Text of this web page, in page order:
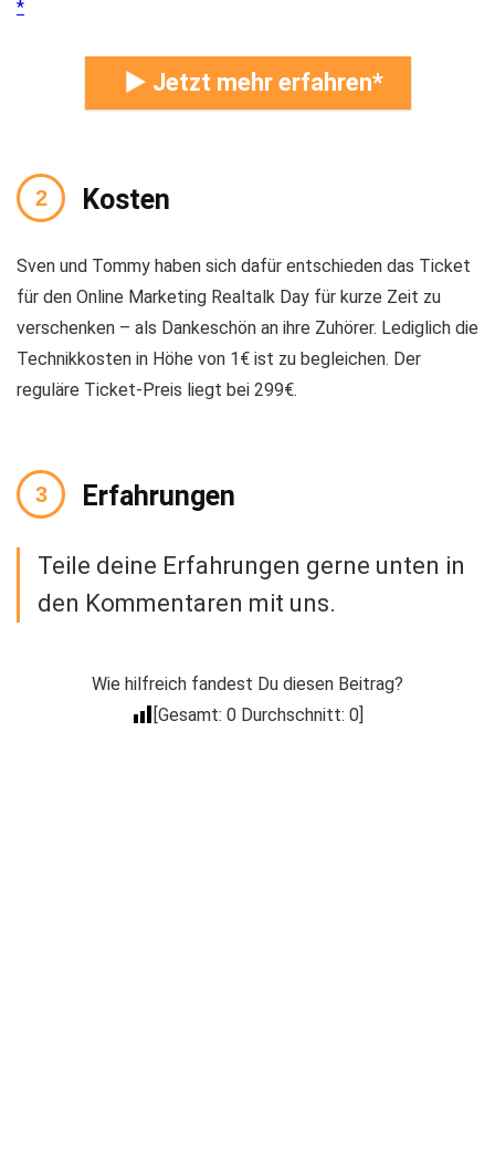
► Jetzt mehr erfahren
Kosten
Sven und Tommy haben sich dafür entschieden das Ticket
für den Online Marketing Realtalk Day für kurze Zeit zu
verschenken – als Dankeschön an ihre Zuhörer. Lediglich die
Technikkosten in Höhe von 1€ ist zu begleichen. Der
reguläre Ticket-Preis liegt bei 299€.
Erfahrungen
Teile deine Erfahrungen gerne unten in
den Kommentaren mit uns.
Wie hilfreich fandest Du diesen Beitrag?
[Gesamt: 0 Durchschnitt: 0]